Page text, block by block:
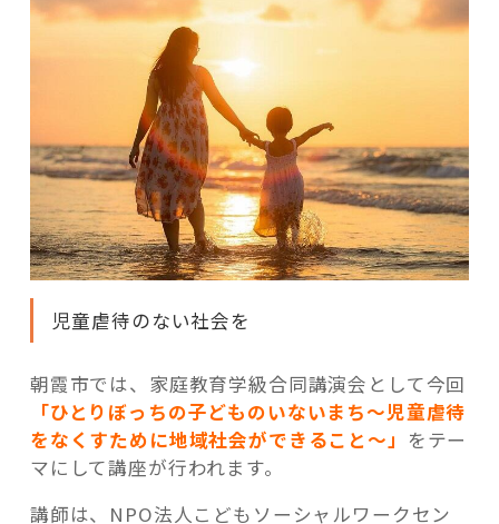
児童虐待のない社会を
朝霞市では、家庭教育学級合同講演会として今回
「ひとりぼっちの子どものいないまち～児童虐待
をなくすために地域社会ができること～」 をテー
マにして講座が行われます。
講師は、NPO法人こどもソーシャルワークセン